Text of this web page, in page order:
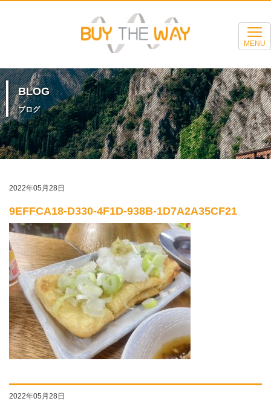
MENU
BLOG
ブログ
2022年05月28日
9EFFCA18-D330-4F1D-938B-1D7A2A35CF21
2022年05月28日